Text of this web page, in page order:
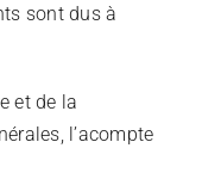
sont dus à
et de la
l’acompte